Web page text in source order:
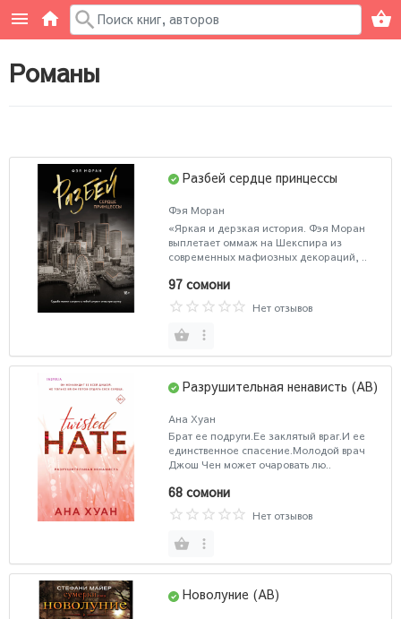
Романы
Разбей сердце принцессы
Фэя Моран
«Яркая и дерзкая история. Фэя Моран
выплетает оммаж на Шекспира из
современных мафиозных декораций, ..
97 сомони
Нет отзывов
Разрушительная ненависть (AB)
Ана Хуан
Брат ее подруги.Ее заклятый враг.И ее
единственное спасение.Молодой врач
Джош Чен может очаровать лю..
68 сомони
Нет отзывов
Новолуние (AB)